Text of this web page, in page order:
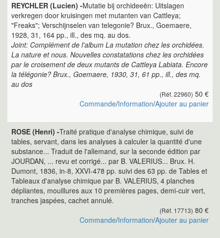
REYCHLER (Lucien) -Mutatie bij orchideeën: Uitslagen
verkregen door kruisingen met mutanten van Cattleya;
"Freaks"; Verschijnselen van telegonie? Brux., Goemaere,
1928, 31, 164 pp., ill., des mq. au dos.
Joint: Complément de l'album La mutation chez les orchidées.
La nature et nous. Nouvelles constatations chez les orchidées
par le croisement de deux mutants de Cattleya Labiata. Encore
la télégonie? Brux., Goemaere, 1930, 31, 61 pp., ill., des mq.
au dos
(Réf. 22960) 50 €
Commande/Information/Ajouter au panier
ROSE (Henri) -Traité pratique d'analyse chimique, suivi de
tables, servant, dans les analyses à calculer la quantité d'une
substance... Traduit de l'allemand, sur la seconde édition par
JOURDAN, ... revu et corrigé... par B. VALERIUS... Brux. H.
Dumont, 1836, in-8, XXVI-478 pp. suivi des 63 pp. de Tables et
Tableaux d'analyse chimique par B. VALERIUS, 4 planches
dépliantes, mouillures aux 10 premières pages, demi-cuir vert,
tranches jaspées, cachet annulé.
(Réf. 17713) 80 €
Commande/Information/Ajouter au panier